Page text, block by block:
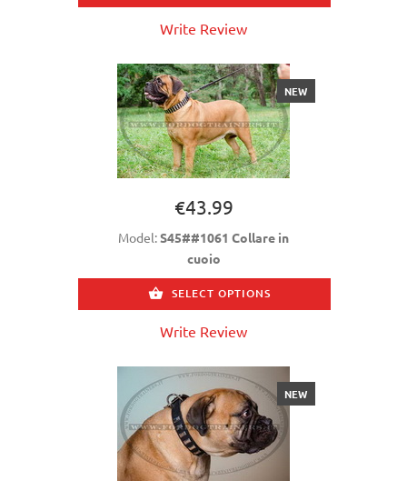
Write Review
NEW
€43.99
Model:S45##1061 Collare in
cuoio
SELECT OPTIONS
Write Review
NEW